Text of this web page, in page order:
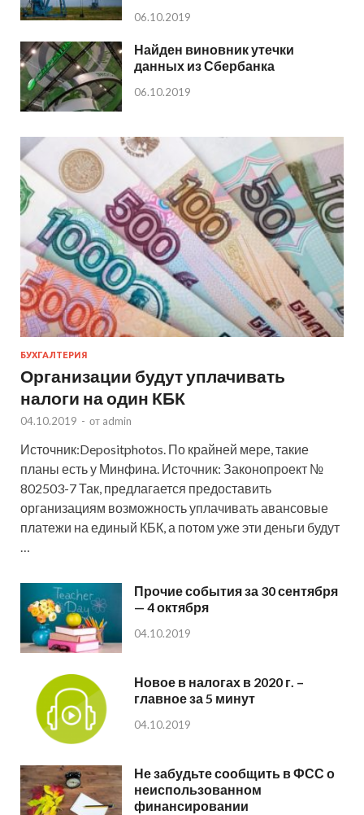
06.10.2019
Найден виновник утечки
данных из Сбербанка
06.10.2019
БУХГАЛТЕРИЯ
Организации будут уплачивать
налоги на один КБК
04.10.2019 - от admin
Источник:Depositphotos. По крайней мере, такие
планы есть у Минфина. Источник: Законопроект №
802503-7 Так, предлагается предоставить
организациям возможность уплачивать авансовые
платежи на единый КБК, а потом уже эти деньги будут
…
Прочие события за 30 сентября
— 4 октября
04.10.2019
Новое в налогах в 2020 г. –
главное за 5 минут
04.10.2019
Не забудьте сообщить в ФСС о
неиспользованном
финансировании